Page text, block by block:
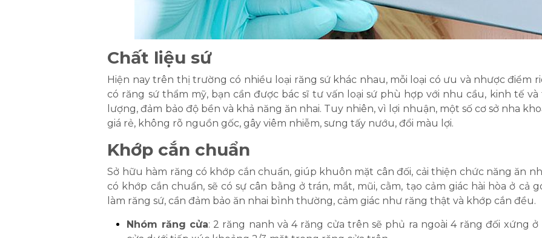
Chất liệu sứ
Hiện nay trên thị trường có nhiều loại răng sứ khác nhau, mỗi loại có ưu và nhược điểm
có răng sứ thẩm mỹ, bạn cần được bác sĩ tư vấn loại sứ phù hợp với nhu cầu, kinh tế
lượng, đảm bảo độ bền và khả năng ăn nhai. Tuy nhiên, vì lợi nhuận, một số cơ sở nha
giá rẻ, không rõ nguồn gốc, gây viêm nhiễm, sưng tấy nướu, đổi màu lợi.
Khớp cắn chuẩn
Sở hữu hàm răng có khớp cắn chuẩn, giúp khuôn mặt cân đối, cải thiện chức năng ăn
có khớp cắn chuẩn, sẽ có sự cân bằng ở trán, mắt, mũi, cằm, tạo cảm giác hài hòa ở cả
làm răng sứ, cần đảm bảo ăn nhai bình thường, cảm giác như răng thật và khớp cắn đều.
Nhóm răng cửa: 2 răng nanh và 4 răng cửa trên sẽ phủ ra ngoài 4 răng đối xứng